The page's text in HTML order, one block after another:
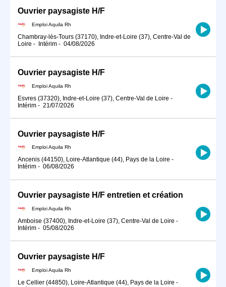
Ouvrier paysagiste H/F
Emploi Aquila Rh
Chambray-lès-Tours (37170), Indre-et-Loire (37), Centre-Val de
Loire - Intérim - 04/08/2026
Ouvrier paysagiste H/F
Emploi Aquila Rh
Esvres (37320), Indre-et-Loire (37), Centre-Val de Loire -
Intérim - 21/07/2026
Ouvrier paysagiste H/F
Emploi Aquila Rh
Ancenis (44150), Loire-Atlantique (44), Pays de la Loire -
Intérim - 06/08/2026
Ouvrier paysagiste H/F entretien et création
Emploi Aquila Rh
Amboise (37400), Indre-et-Loire (37), Centre-Val de Loire -
Intérim - 05/08/2026
Ouvrier paysagiste H/F
Emploi Aquila Rh
Le Cellier (44850), Loire-Atlantique (44), Pays de la Loire -